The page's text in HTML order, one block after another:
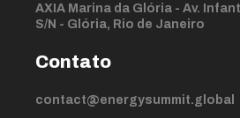
AXIA Marina da Glória - Av.
S/N - Glória, Rio de Janeiro
Contato
contact@energysummit.global